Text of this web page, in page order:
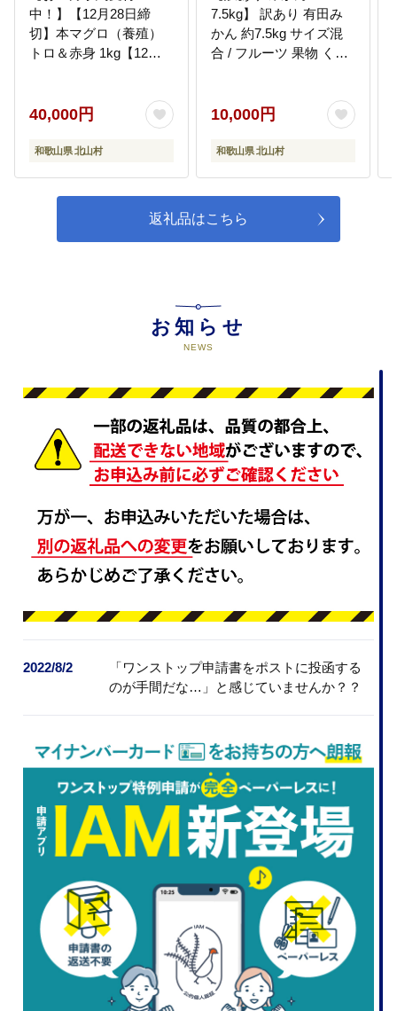
中！】【12月28日締
切】本マグロ（養殖）
トロ＆赤身 1kg【12月
40,000円
和歌山県 北山村
7.5kg】 訳あり 有田み
かん 約7.5kg サイズ混
合 / フルーツ 果物 くだ
かん 名産地 甘い みかん
ご家庭用 訳ありみかん
蜜柑 有機質肥料100%
定不可）※北海道・沖
10,000円
和歌山県 北山村
返礼品はこちら
お知らせ
NEWS
2022/8/2
「ワンストップ申請書をポストに投函する
のが手間だな…」と感じていませんか？？